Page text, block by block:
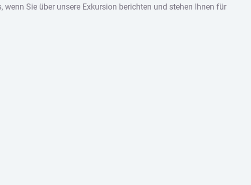
Sie über unsere Exkursion berichten und stehen Ihnen für